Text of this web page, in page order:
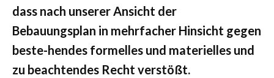
dass nach unserer Ansicht der
Bebauungsplan in mehrfacher Hinsicht gegen
beste-hendes formelles und materielles und
zu beachtendes Recht verstößt.